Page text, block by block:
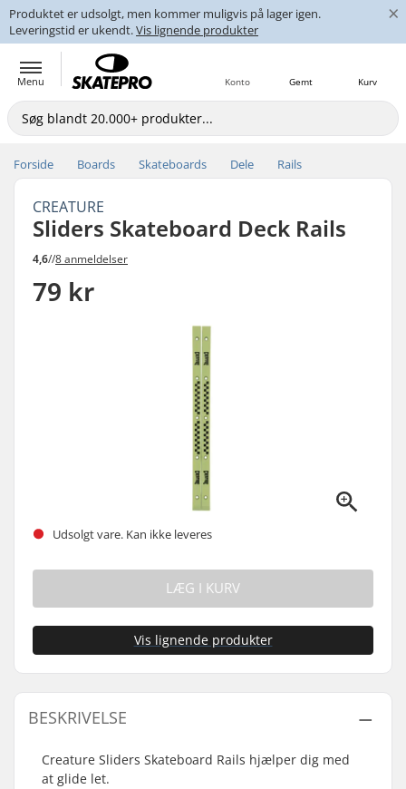
Produktet er udsolgt, men kommer muligvis på lager igen.
Leveringstid er ukendt.Vis lignende produkter
×
Menu Kurv
Gemt
Konto
Forside Boards Skateboards Dele Rails
CREATURE
Sliders Skateboard Deck Rails
4,6//8 anmeldelser
79 kr
Udsolgt vare. Kan ikke leveres
LÆG I KURV
Vis lignende produkter
BESKRIVELSE
Creature Sliders Skateboard Rails hjælper dig med
at glide let.